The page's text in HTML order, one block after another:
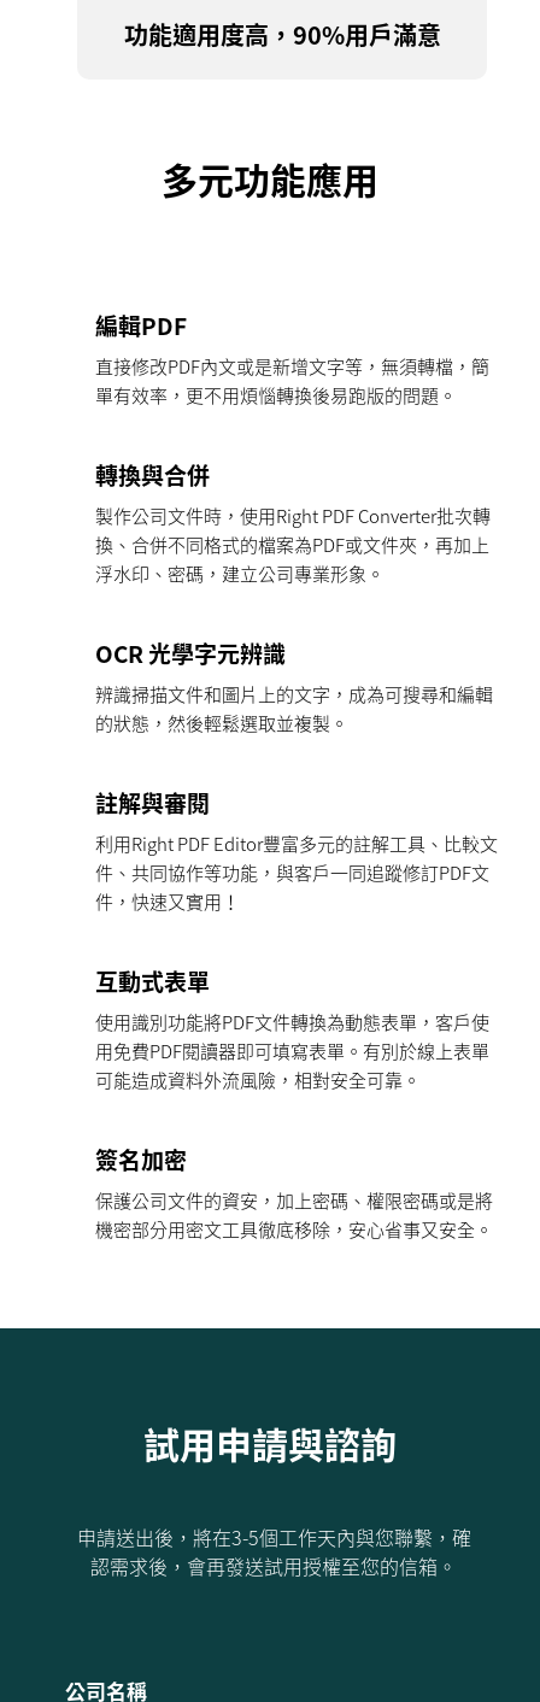
功能適用度高，90%用戶滿意
多元功能應用
編輯PDF
直接修改PDF內文或是新增文字等，無須轉檔，簡
單有效率，更不用煩惱轉換後易跑版的問題。
轉換與合併
製作公司文件時，使用Right PDF Converter批次轉
換、合併不同格式的檔案為PDF或文件夾，再加上
浮水印、密碼，建立公司專業形象。
OCR 光學字元辨識
辨識掃描文件和圖片上的文字，成為可搜尋和編輯
的狀態，然後輕鬆選取並複製。
註解與審閱
利用Right PDF Editor豐富多元的註解工具、比較文
件、共同協作等功能，與客戶一同追蹤修訂PDF文
件，快速又實用！
互動式表單
使用識別功能將PDF文件轉換為動態表單，客戶使
用免費PDF閱讀器即可填寫表單。有別於線上表單
可能造成資料外流風險，相對安全可靠。
簽名加密
保護公司文件的資安，加上密碼、權限密碼或是將
機密部分用密文工具徹底移除，安心省事又安全。
試用申請與諮詢
申請送出後，將在3-5個工作天內與您聯繫，確
認需求後，會再發送試用授權至您的信箱。
公司名稱